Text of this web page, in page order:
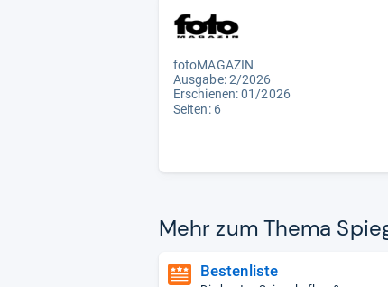
fotoMAGAZIN
Ausgabe: 2/2026
Erschienen: 01/2026
Seiten: 6
Mehr zum Thema
Bestenliste